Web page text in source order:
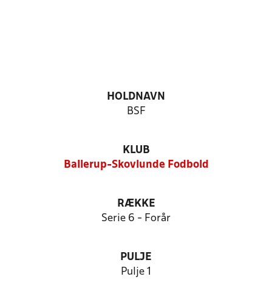
HOLDNAVN
BSF
KLUB
Ballerup-Skovlunde Fodbold
RÆKKE
Serie 6 - Forår
PULJE
Pulje 1